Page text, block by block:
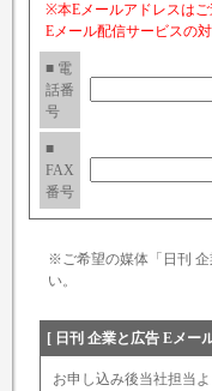
※本Eメールアドレスは
Eメール配信サービスの
■ 電
話番
号
■
FAX
番号
※ご希望の媒体「日刊 企
い。
[ 日刊 企業と広告 Eメー
お申し込み後当社担当